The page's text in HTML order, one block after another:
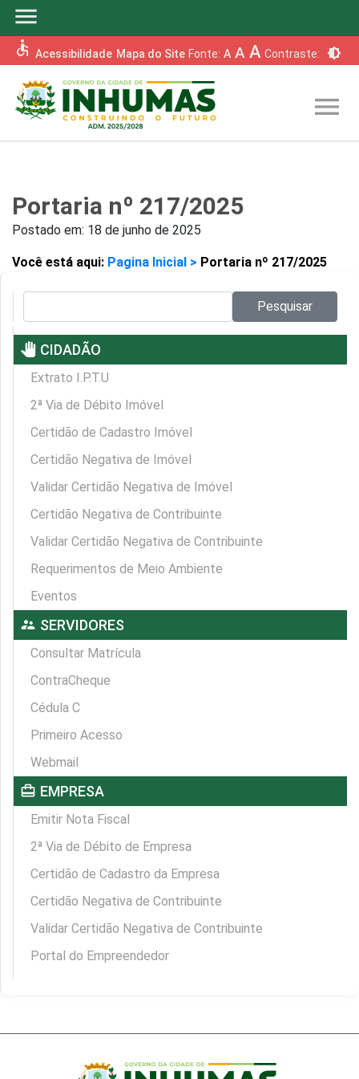
menu
accessible Acessibilidade Mapa do Site Fonte: A A A Contraste: brightness_6
menu
Portaria nº 217/2025
Postado em: 18 de junho de 2025
Você está aqui: Pagina Inicial > Portaria nº 217/2025
Pesquisar
pan_tool CIDADÃO
Extrato I.P.T.U
2ª Via de Débito Imóvel
Certidão de Cadastro Imóvel
Certidão Negativa de Imóvel
Validar Certidão Negativa de Imóvel
Certidão Negativa de Contribuinte
Validar Certidão Negativa de Contribuinte
Requerimentos de Meio Ambiente
Eventos
supervisor_account SERVIDORES
Consultar Matrícula
ContraCheque
Cédula C
Primeiro Acesso
Webmail
card_travel EMPRESA
Emitir Nota Fiscal
2ª Via de Débito de Empresa
Certidão de Cadastro da Empresa
Certidão Negativa de Contribuinte
Validar Certidão Negativa de Contribuinte
Portal do Empreendedor